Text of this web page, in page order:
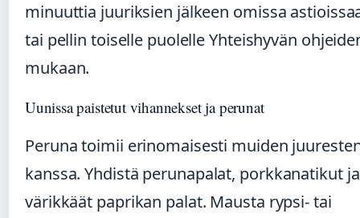
minuuttia juuriksien jälkeen omissa
tai pellin toiselle puolelle Yhteishyvän
mukaan.
Uunissa paistetut vihannekset ja perunat
Peruna toimii erinomaisesti muiden
kanssa. Yhdistä perunapalat, porkkanatikut ja
värikkäät paprikan palat. Mausta rypsi- tai